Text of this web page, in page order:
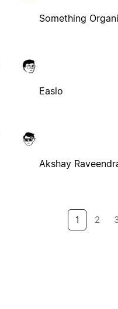
Something
Easlo
Akshay
1 2